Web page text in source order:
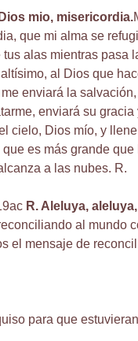
mio, misericordia.
que mi alma se
tus alas mientras pasa
al Dios que
enviará la
enviará su gracia
cielo, Dios mío, y
que es más grande
a las nubes. R.
R. Aleluya,
al mundo
el mensaje de
para que